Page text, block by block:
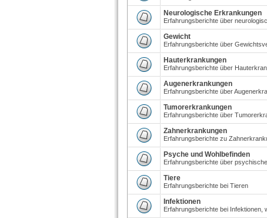
Neurologische Erkrankungen
Erfahrungsberichte über
Gewicht
Erfahrungsberichte über
Hauterkrankungen
Erfahrungsberichte über
Augenerkrankungen
Erfahrungsberichte über
Tumorerkrankungen
Erfahrungsberichte über
Zahnerkrankungen
Erfahrungsberichte zu
Psyche und Wohlbefinden
Erfahrungsberichte über
Tiere
Erfahrungsberichte bei Tieren
Infektionen
Erfahrungsberichte bei Infektionen,